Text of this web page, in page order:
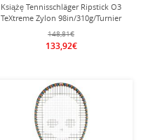
Książę Tennisschläger Ripstick O3
TeXtreme Zylon 98in/310g/Turnier
148,81€
133,92€